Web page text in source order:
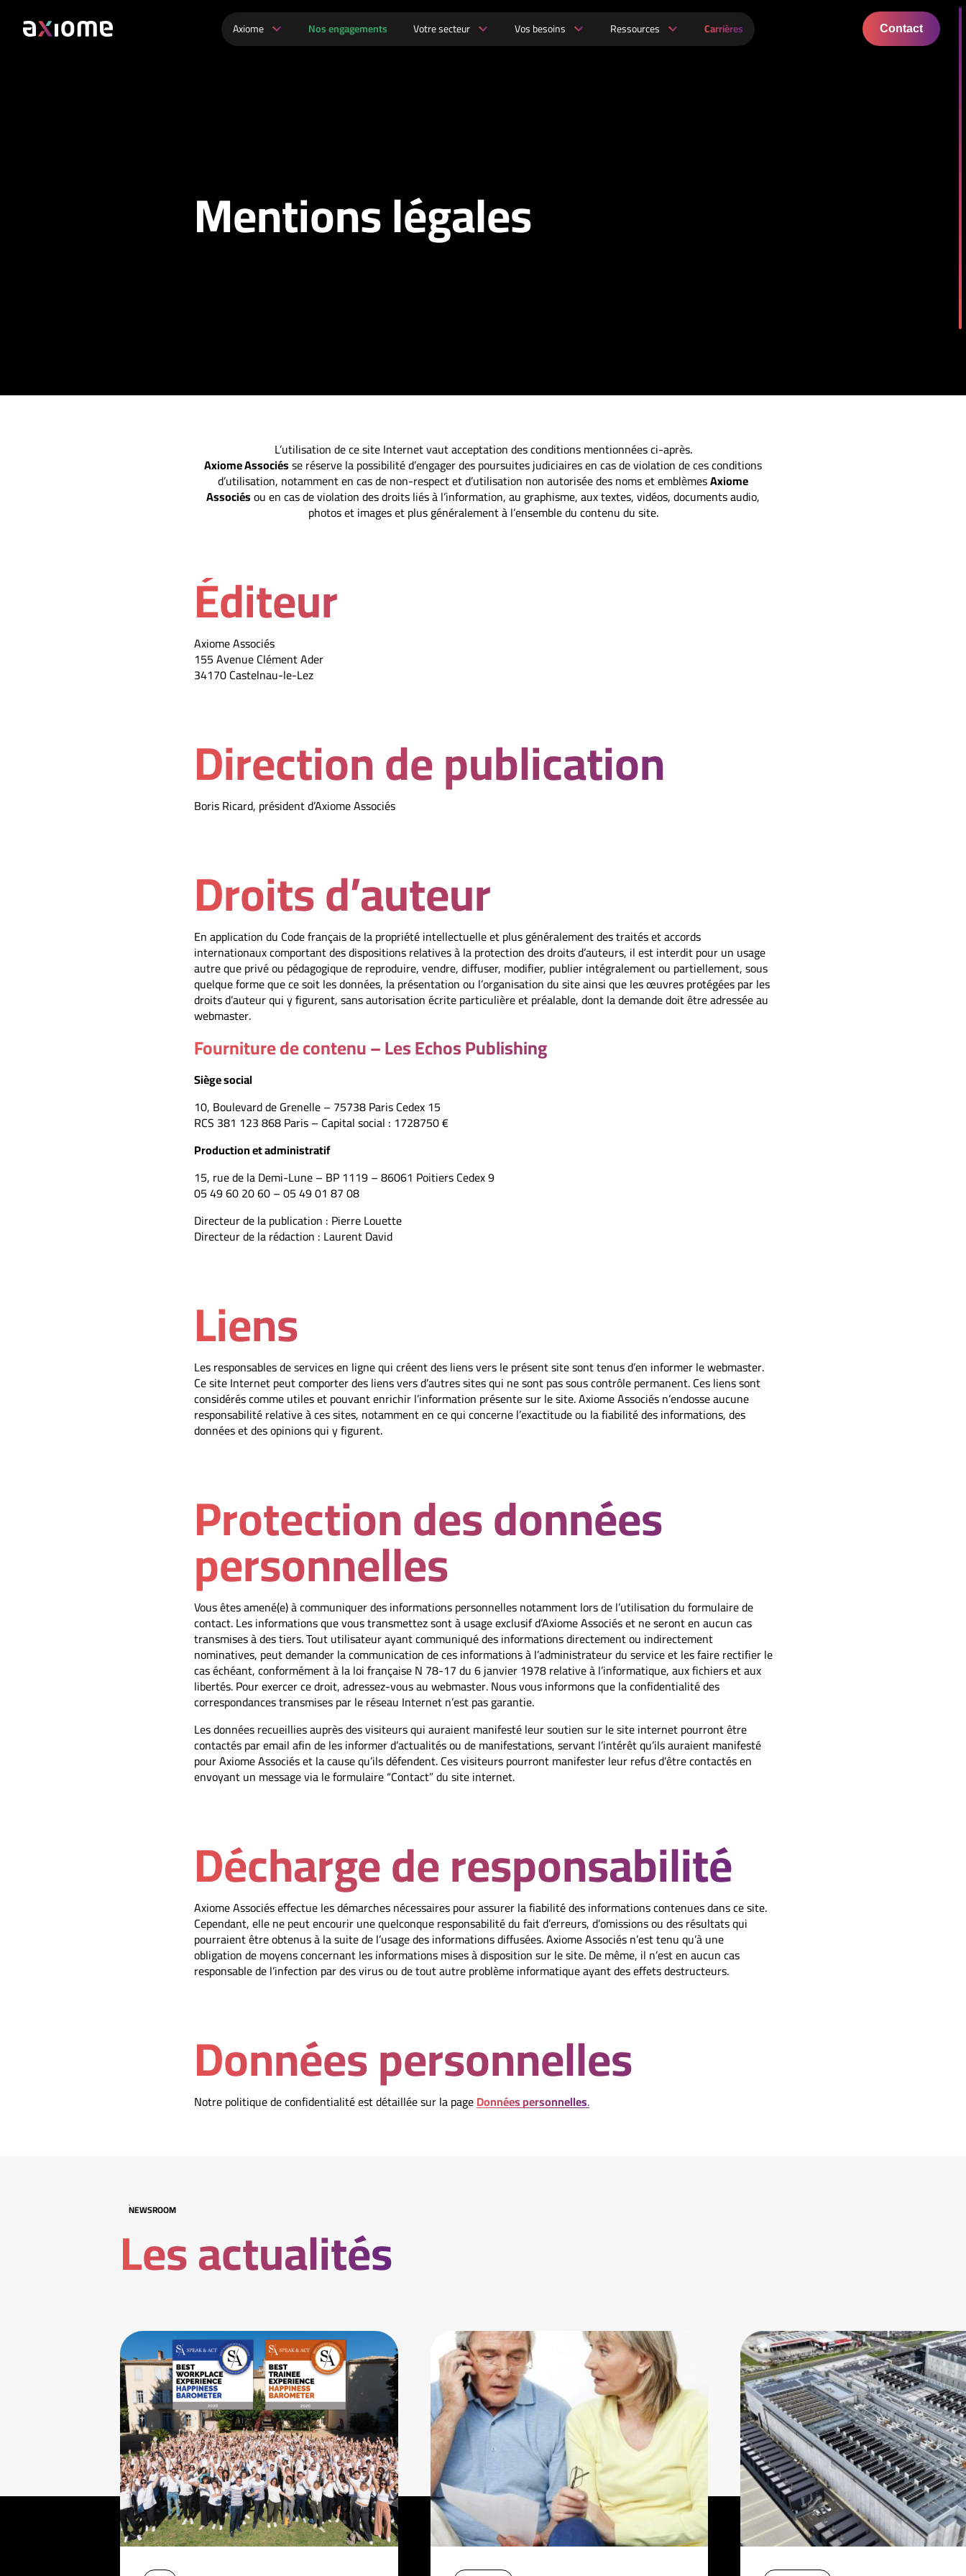
Axiome Nos engagements Votre secteur Vos besoins Ressources Carrières Contact
Mentions légales
L’utilisation de ce site Internet vaut acceptation des conditions mentionnées ci-après.
Axiome Associésse réserve la possibilité d’engager des poursuites judiciaires en cas de violation de ces conditions
d’utilisation, notamment en cas de non-respect et d’utilisation non autorisée des noms et emblèmesAxiome
Associésou en cas de violation des droits liés à l’information, au graphisme, aux textes, vidéos, documents audio,
photos et images et plus généralement à l’ensemble du contenu du site.
Éditeur
Axiome Associés
155 Avenue Clément Ader
34170 Castelnau-le-Lez
Direction de publication
Boris Ricard, président d’Axiome Associés
Droits d’auteur
En application du Code français de la propriété intellectuelle et plus généralement des traités et accords
internationaux comportant des dispositions relatives à la protection des droits d’auteurs, il est interdit pour un usage
autre que privé ou pédagogique de reproduire, vendre, diffuser, modifier, publier intégralement ou partiellement, sous
quelque forme que ce soit les données, la présentation ou l’organisation du site ainsi que les œuvres protégées par les
droits d’auteur qui y figurent, sans autorisation écrite particulière et préalable, dont la demande doit être adressée au
webmaster.
Fourniture de contenu – Les Echos Publishing
Siège social
10, Boulevard de Grenelle – 75738 Paris Cedex 15
RCS 381 123 868 Paris – Capital social : 1728750 €
Production et administratif
15, rue de la Demi-Lune – BP 1119 – 86061 Poitiers Cedex 9
05 49 60 20 60 – 05 49 01 87 08
Directeur de la publication : Pierre Louette
Directeur de la rédaction : Laurent David
Liens
Les responsables de services en ligne qui créent des liens vers le présent site sont tenus d’en informer le webmaster.
Ce site Internet peut comporter des liens vers d’autres sites qui ne sont pas sous contrôle permanent. Ces liens sont
considérés comme utiles et pouvant enrichir l’information présente sur le site. Axiome Associés n’endosse aucune
responsabilité relative à ces sites, notamment en ce qui concerne l’exactitude ou la fiabilité des informations, des
données et des opinions qui y figurent.
Protection des données
personnelles
Vous êtes amené(e) à communiquer des informations personnelles notamment lors de l’utilisation du formulaire de
contact. Les informations que vous transmettez sont à usage exclusif d’Axiome Associés et ne seront en aucun cas
transmises à des tiers. Tout utilisateur ayant communiqué des informations directement ou indirectement
nominatives, peut demander la communication de ces informations à l’administrateur du service et les faire rectifier le
cas échéant, conformément à la loi française N 78-17 du 6 janvier 1978 relative à l’informatique, aux fichiers et aux
libertés. Pour exercer ce droit, adressez-vous au webmaster. Nous vous informons que la confidentialité des
correspondances transmises par le réseau Internet n’est pas garantie.
Les données recueillies auprès des visiteurs qui auraient manifesté leur soutien sur le site internet pourront être
contactés par email afin de les informer d’actualités ou de manifestations, servant l’intérêt qu’ils auraient manifesté
pour Axiome Associés et la cause qu’ils défendent. Ces visiteurs pourront manifester leur refus d’être contactés en
envoyant un message via le formulaire “Contact” du site internet.
Décharge de responsabilité
Axiome Associés effectue les démarches nécessaires pour assurer la fiabilité des informations contenues dans ce site.
Cependant, elle ne peut encourir une quelconque responsabilité du fait d’erreurs, d’omissions ou des résultats qui
pourraient être obtenus à la suite de l’usage des informations diffusées. Axiome Associés n’est tenu qu’à une
obligation de moyens concernant les informations mises à disposition sur le site. De même, il n’est en aucun cas
responsable de l’infection par des virus ou de tout autre problème informatique ayant des effets destructeurs.
Données personnelles
Notre politique de confidentialité est détaillée sur la pageDonnées personnelles.
NEWSROOM
Les actualités